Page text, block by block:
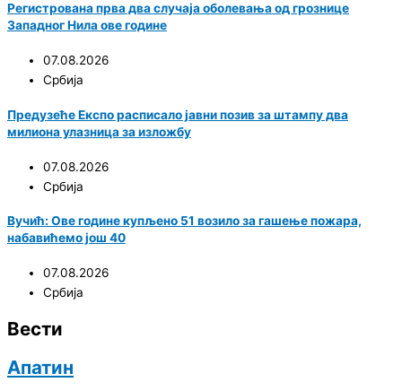
Регистрована прва два случаја оболевања од грознице
Западног Нила ове године
07.08.2026
Србија
Предузеће Експо расписало јавни позив за штампу два
милиона улазница за изложбу
07.08.2026
Србија
Вучић: Ове године купљено 51 возило за гашење пожара,
набавићемо још 40
07.08.2026
Србија
Вести
Апатин